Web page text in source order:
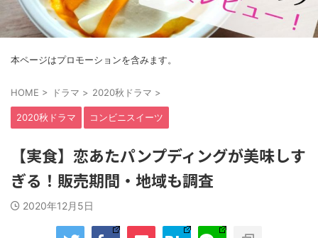
本ページはプロモーションを含みます。
HOME > ドラマ > 2020秋ドラマ >
2020秋ドラマ コンビニスイーツ
【実食】恋あたパンプディングが美味しす
ぎる！販売期間・地域も調査
2020年12月5日